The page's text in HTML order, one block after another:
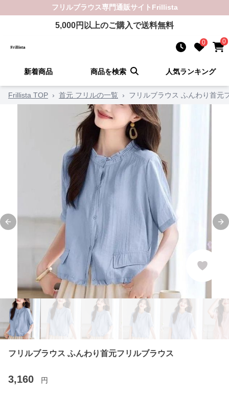
フリルブラウス専門通販サイト Frillista
5,000円以上のご購入で送料無料
0 0
新着商品 商品を検索 人気ランキング
Frillista TOP › 首元 フリルの一覧 › フリルブラウス ふんわり首元
Previous slide
フリルブラウス ふんわり首元フリルブラウス
3,160 円